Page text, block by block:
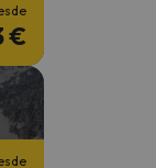
€